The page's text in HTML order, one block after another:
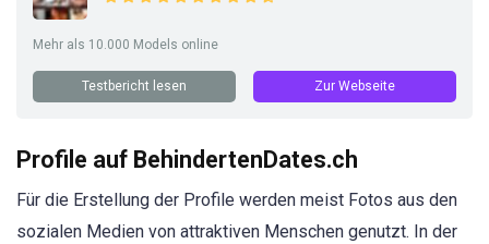
Mehr als 10.000 Models online
Testbericht lesen Zur Webseite
Profile auf BehindertenDates.ch
Für die Erstellung der Profile werden meist Fotos aus den
sozialen Medien von attraktiven Menschen genutzt. In der